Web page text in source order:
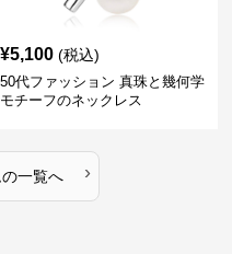
¥5,100 (税込)
50代ファッション 真珠と幾何学
モチーフのネックレス
一覧へ ›